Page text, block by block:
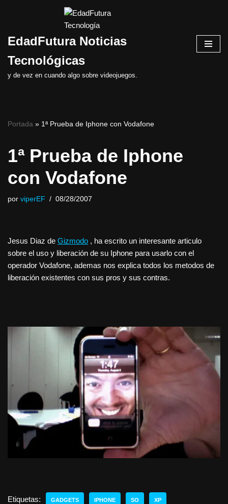
al
EdadFutura Noticias
Tecnológicas
y de vez en cuando algo sobre videojuegos.
Portada » 1ª Prueba de Iphone con Vodafone
1ª Prueba de Iphone
con Vodafone
por viperEF 08/28/2007
Jesus Diaz de Gizmodo , ha escrito un interesante articulo
sobre el uso y liberación de su Iphone para usarlo con el
operador Vodafone, ademas nos explica todos los metodos de
liberación existentes con sus pros y sus contras.
Etiquetas: GADGETS IPHONE SO XP